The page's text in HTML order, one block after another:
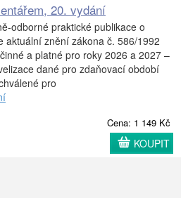
20. vydání
odborné praktické publikace o
aktuální znění zákona č. 586/1992
a platné pro roky 2026 a 2027 –
dané pro zdaňovací období
pro
Cena: 1 149 Kč
KOUPIT